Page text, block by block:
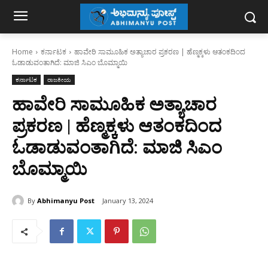
Home ಕರ್ನಾಟಕ
ಹಾವೇರಿ ಸಾಮೂಹಿಕ ಅತ್ಯಾಚಾರ ಪ್ರಕರಣ | ಹೆಣ್ಮಕ್ಕಳು ಆತಂಕದಿಂದ
ಓಡಾಡುವಂತಾಗಿದೆ: ಮಾಜಿ ಸಿಎಂ ಬೊಮ್ಮಾಯಿ
ಕರ್ನಾಟಕ ರಾಜಕೀಯ
ಹಾವೇರಿ ಸಾಮೂಹಿಕ ಅತ್ಯಾಚಾರ
ಪ್ರಕರಣ | ಹೆಣ್ಮಕ್ಕಳು ಆತಂಕದಿಂದ
ಓಡಾಡುವಂತಾಗಿದೆ: ಮಾಜಿ ಸಿಎಂ
ಬೊಮ್ಮಾಯಿ
By Abhimanyu Post January 13, 2024